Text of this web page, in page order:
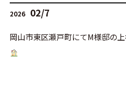
2026 02/7
岡山市東区瀬戸町にてM様邸の